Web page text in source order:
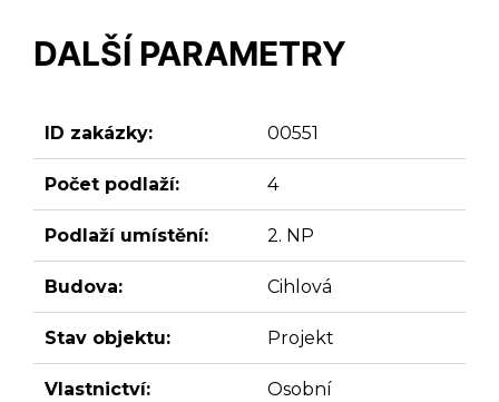
DALŠÍ PARAMETRY
ID zakázky: 00551
Počet podlaží: 4
Podlaží umístění: 2. NP
Budova: Cihlová
Stav objektu: Projekt
Vlastnictví: Osobní